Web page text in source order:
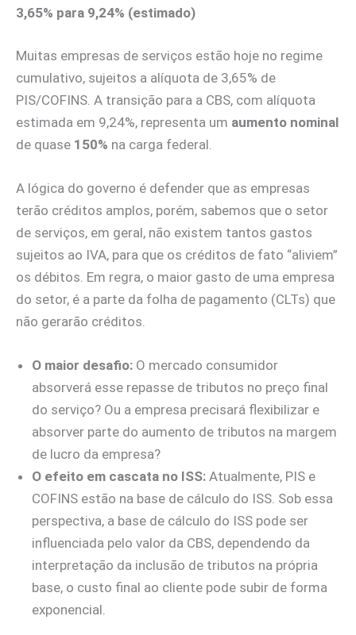
3,65% para 9,24% (estimado)
Muitas empresas de serviços estão hoje no regime
cumulativo, sujeitos a alíquota de 3,65% de
PIS/COFINS. A transição para a CBS, com alíquota
estimada em 9,24%, representa um aumento nominal
de quase 150% na carga federal.
A lógica do governo é defender que as empresas
terão créditos amplos, porém, sabemos que o setor
de serviços, em geral, não existem tantos gastos
sujeitos ao IVA, para que os créditos de fato “aliviem”
os débitos. Em regra, o maior gasto de uma empresa
do setor, é a parte da folha de pagamento (CLTs) que
não gerarão créditos.
O maior desafio: O mercado consumidor
absorverá esse repasse de tributos no preço final
do serviço? Ou a empresa precisará flexibilizar e
absorver parte do aumento de tributos na margem
de lucro da empresa?
O efeito em cascata no ISS: Atualmente, PIS e
COFINS estão na base de cálculo do ISS. Sob essa
perspectiva, a base de cálculo do ISS pode ser
influenciada pelo valor da CBS, dependendo da
interpretação da inclusão de tributos na própria
base, o custo final ao cliente pode subir de forma
exponencial.